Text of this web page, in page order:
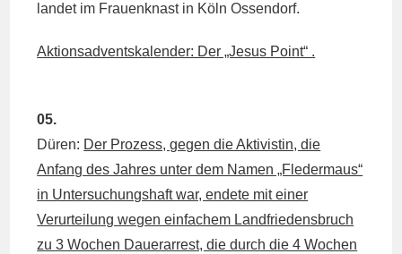
landet im Frauenknast in Köln Ossendorf.
Aktionsadventskalender: Der „Jesus Point“ .
05.
Düren: Der Prozess, gegen die Aktivistin, die
Anfang des Jahres unter dem Namen „Fledermaus“
in Untersuchungshaft war, endete mit einer
Verurteilung wegen einfachem Landfriedensbruch
zu 3 Wochen Dauerarrest, die durch die 4 Wochen